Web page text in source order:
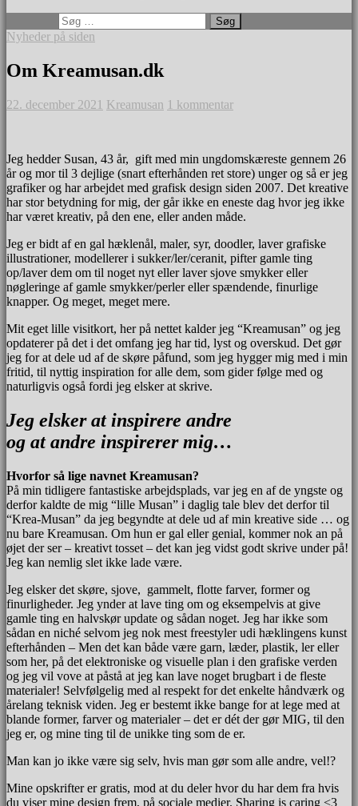
Nyheder på siden
Om Kreamusan.dk
22. december 2021 Kreamusan 1 kommentar
Jeg hedder Susan, 43 år, gift med min ungdomskæreste gennem 26
år og mor til 3 dejlige (snart efterhånden ret store) unger og så er jeg
grafiker og har arbejdet med grafisk design siden 2007. Det kreative
har stor betydning for mig, der går ikke en eneste dag hvor jeg ikke
har været kreativ, på den ene, eller anden måde.
Jeg er bidt af en gal hæklenål, maler, syr, doodler, laver grafiske
illustrationer, modellerer i sukker/ler/ceranit, pifter gamle ting
op/laver dem om til noget nyt eller laver sjove smykker eller
nøgleringe af gamle smykker/perler eller spændende, finurlige
knapper. Og meget, meget mere.
Mit eget lille visitkort, her på nettet kalder jeg “Kreamusan” og jeg
opdaterer på det i det omfang jeg har tid, lyst og overskud. Det gør
jeg for at dele ud af de skøre påfund, som jeg hygger mig med i min
fritid, til nyttig inspiration for alle dem, som gider følge med og
naturligvis også fordi jeg elsker at skrive.
Jeg elsker at inspirere andre
og at andre inspirerer mig…
Hvorfor så lige navnet Kreamusan?
På min tidligere fantastiske arbejdsplads, var jeg en af de yngste og
derfor kaldte de mig “lille Musan” i daglig tale blev det derfor til
“Krea-Musan” da jeg begyndte at dele ud af min kreative side … og
nu bare Kreamusan. Om hun er gal eller genial, kommer nok an på
øjet der ser – kreativt tosset – det kan jeg vidst godt skrive under på!
Jeg kan nemlig slet ikke lade være.
Jeg elsker det skøre, sjove, gammelt, flotte farver, former og
finurligheder. Jeg ynder at lave ting om og eksempelvis at give
gamle ting en halvskør update og sådan noget. Jeg har ikke som
sådan en niché selvom jeg nok mest freestyler udi hæklingens kunst
efterhånden – Men det kan både være garn, læder, plastik, ler eller
som her, på det elektroniske og visuelle plan i den grafiske verden
og jeg vil vove at påstå at jeg kan lave noget brugbart i de fleste
materialer! Selvfølgelig med al respekt for det enkelte håndværk og
årelang teknisk viden. Jeg er bestemt ikke bange for at lege med at
blande former, farver og materialer – det er dét der gør MIG, til den
jeg er, og mine ting til de unikke ting som de er.
Man kan jo ikke være sig selv, hvis man gør som alle andre, vel!?
Mine opskrifter er gratis, mod at du deler hvor du har dem fra hvis
du viser mine design frem, på sociale medier. Sharing is caring <3